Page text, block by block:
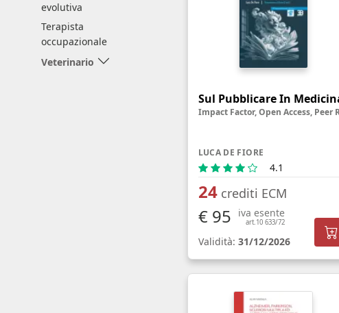
evolutiva
Terapista
occupazionale
Veterinario
Sul Pubblicare In
LUCA DE FIORE
4.1
24crediti ECM
€ 95 iva esente
art.10 633/72
Validità: 31/12/2026